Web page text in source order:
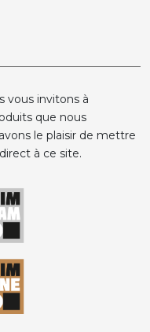
vous invitons à
que nous
le plaisir de mettre
à ce site.